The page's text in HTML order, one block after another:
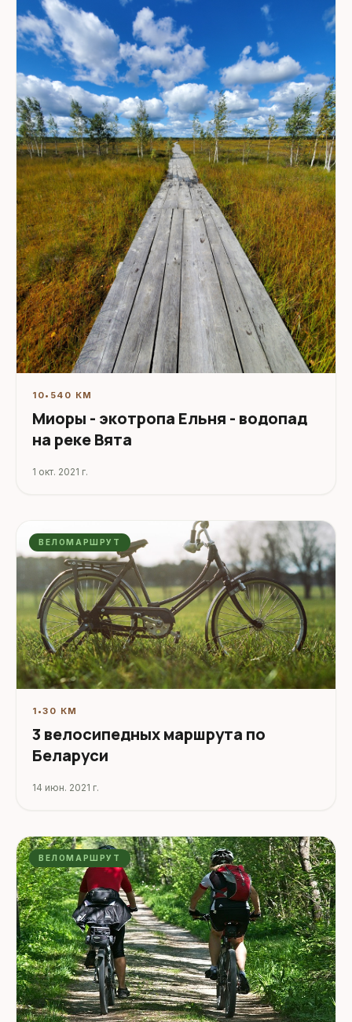
10• 540 КМ
Миоры - экотропа Ельня - водопад
на реке Вята
1 окт. 2021 г.
ВЕЛОМАРШРУТ
1 •30 КМ
3 велосипедных маршрута по
Беларуси
14 июн. 2021 г.
ВЕЛОМАРШРУТ